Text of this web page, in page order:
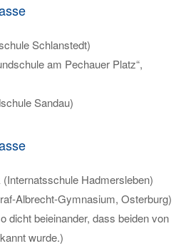
Schlanstedt)
am Pechauer Platz“,
Sandau)
Hadmersleben)
Albrecht-Gymnasium, Osterburg)
dicht beieinander, dass beiden von
wurde.)